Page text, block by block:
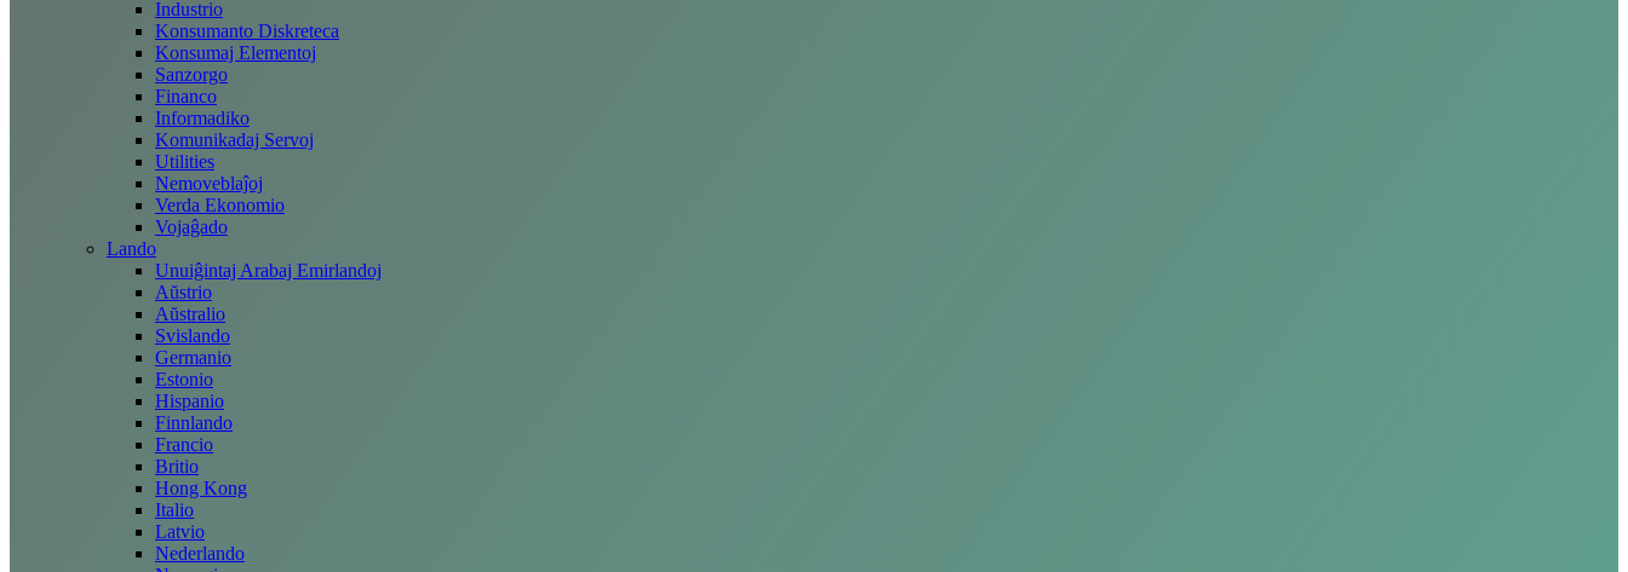
Industrio
Konsumanto Diskreteca
Konsumaj Elementoj
Sanzorgo
Financo
Informadiko
Komunikadaj Servoj
Utilities
Nemoveblaĵoj
Verda Ekonomio
Vojaĝado
Lando
Unuiĝintaj Arabaj Emirlandoj
Aŭstrio
Aŭstralio
Svislando
Germanio
Estonio
Hispanio
Finnlando
Francio
Britio
Hong Kong
Italio
Latvio
Nederlando